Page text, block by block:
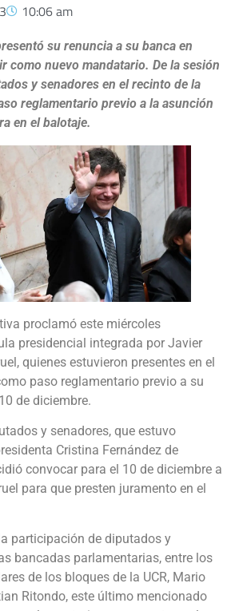
10:06 am
su renuncia a su banca en
como nuevo mandatario. De la sesión
y senadores en el recinto de la
reglamentario previo a la asunción
en el balotaje.
proclamó este miércoles
presidencial integrada por Javier
quienes estuvieron presentes en el
paso reglamentario previo a su
de diciembre.
y senadores, que estuvo
Cristina Fernández de
convocar para el 10 de diciembre a
para que presten juramento en el
participación de diputados y
bancadas parlamentarias, entre los
de los bloques de la UCR, Mario
Ritondo, este último mencionado